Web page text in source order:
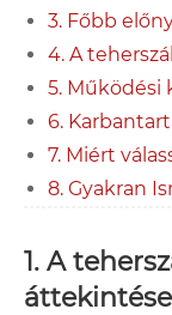
3. Főbb
4. A
5. Működési
6.
7. Miért
8. Gyakran
1. A
áttekintése